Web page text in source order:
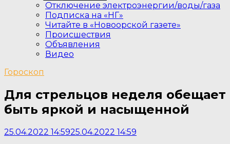
Отключение электроэнергии/воды/газа
Подписка на «НГ»
Читайте в «Новоорской газете»
Происшествия
Объявления
Видео
Гороскоп
Для стрельцов неделя обещает
быть яркой и насыщенной
25.04.2022 14:5925.04.2022 14:59